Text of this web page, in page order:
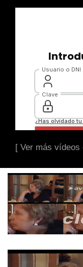
[ Ver más vídeos